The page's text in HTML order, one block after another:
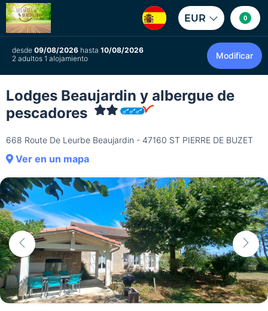
EUR 0
desde 09/08/2026 hasta 10/08/2026
2 adultos 1 alojamiento
Modificar
Lodges Beaujardin y albergue de
pescadores
668 Route De Leurbe Beaujardin - 47160 ST PIERRE DE BUZET
Ver en un mapa